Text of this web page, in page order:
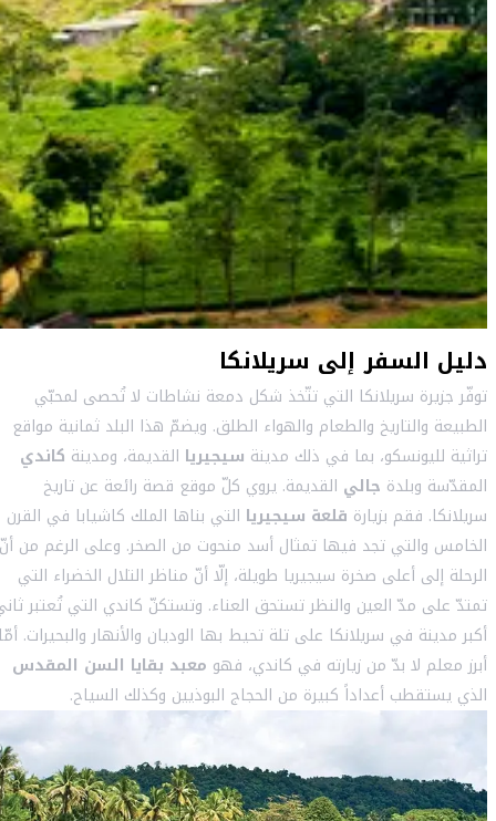
دليل السفر إلى سريلانكا
توفّر جزيرة سريلانكا التي تتّخذ شكل دمعة نشاطات لا تُحصى لمحبّي
الطبيعة والتاريخ والطعام والهواء الطلق. ويضمّ هذا البلد ثمانية مواقع
تراثية لليونسكو، بما في ذلك مدينة سيجيريا القديمة، ومدينة كاندي
المقدّسة وبلدة جالي القديمة. يروي كلّ موقع قصة رائعة عن تاريخ
سريلانكا. فقم بزيارة قلعة سيجيريا التي بناها الملك كاشيابا في القرن
الخامس والتي تجد فيها تمثال أسد منحوت من الصخر. وعلى الرغم من أنّ
الرحلة إلى أعلى صخرة سيجيريا طويلة، إلّا أنّ مناظر التلال الخضراء التي
تمتدّ على مدّ العين والنظر تستحق العناء. وتستكنّ كاندي التي تُعتبر
أكبر مدينة في سريلانكا على تلة تحيط بها الوديان والأنهار والبحيرات.
أبرز معلم لا بدّ من زيارته في كاندي، فهو معبد بقايا السن المقدس
الذي يستقطب أعداداً كبيرة من الحجاج البوذيين وكذلك السياح.